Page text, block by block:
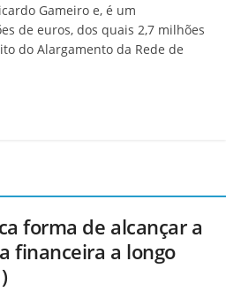
Gameiro e, é um
de euros, dos quais 2,7 milhões
do Alargamento da Rede de
forma de alcançar a
financeira a longo